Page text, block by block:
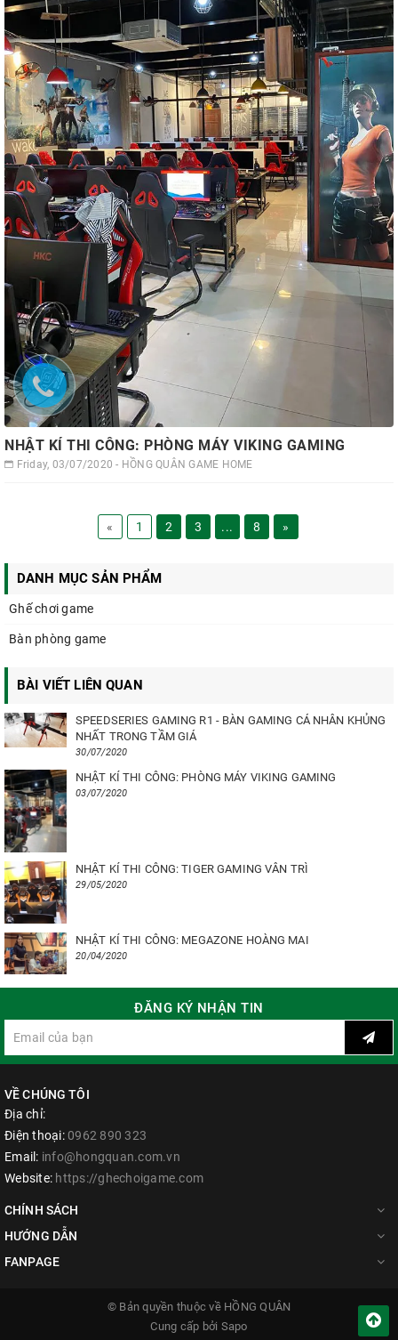
NHẬT KÍ THI CÔNG: PHÒNG MÁY VIKING GAMING
Friday, 03/07/2020 - HỒNG QUÂN GAME HOME
« 1 2 3 ... 8 »
DANH MỤC SẢN PHẨM
Ghế chơi game
Bàn phòng game
BÀI VIẾT LIÊN QUAN
SPEEDSERIES GAMING R1 - BÀN GAMING CÁ NHÂN KHỦNG
NHẤT TRONG TẦM GIÁ
30/07/2020
NHẬT KÍ THI CÔNG: PHÒNG MÁY VIKING GAMING
03/07/2020
NHẬT KÍ THI CÔNG: TIGER GAMING VÂN TRÌ
29/05/2020
NHẬT KÍ THI CÔNG: MEGAZONE HOÀNG MAI
20/04/2020
ĐĂNG KÝ NHẬN TIN
VỀ CHÚNG TÔI
Địa chỉ:
Điện thoại: 0962 890 323
Email: info@hongquan.com.vn
Website: https://ghechoigame.com
CHÍNH SÁCH
HƯỚNG DẪN
FANPAGE
© Bản quyền thuộc về HỒNG QUÂN
Cung cấp bởi Sapo